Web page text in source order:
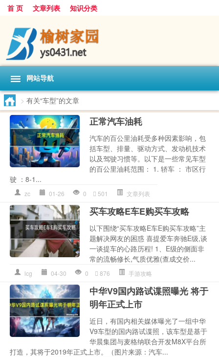
首 页 文章列表 知识分类
网站导航
> 有关“车型”的文章
正常汽车油耗
汽车的百公里油耗受多种因素影响，包
括车型、排量、驱动方式、发动机技术
以及驾驶习惯等。以下是一些常见车型
的百公里油耗范围： 1. 轿车 ： 市区行
驶 ：8-1...
zc 01-26 0 501 文章列表
买车攻略E车E购买车攻略
以下围绕“买车攻略E车E购买车攻略”主
题解决网友的困惑 喜提爱车奔驰E级,谈
一谈提车的心路历程! 1、E级的侧面非
常的流畅修长,气质优雅(查成交价...
lcg 04-30 0 876 手游攻略
中华V9国内路试谍照曝光 将于
明年正式上市
近日，有国内相关媒体曝光了一组中华
V9车型的国内路试谍照，该车型是基于
华晨集团与麦格纳联合开发M8X平台所
打造，其将于2019年正式上市。（图片来源：汽车...